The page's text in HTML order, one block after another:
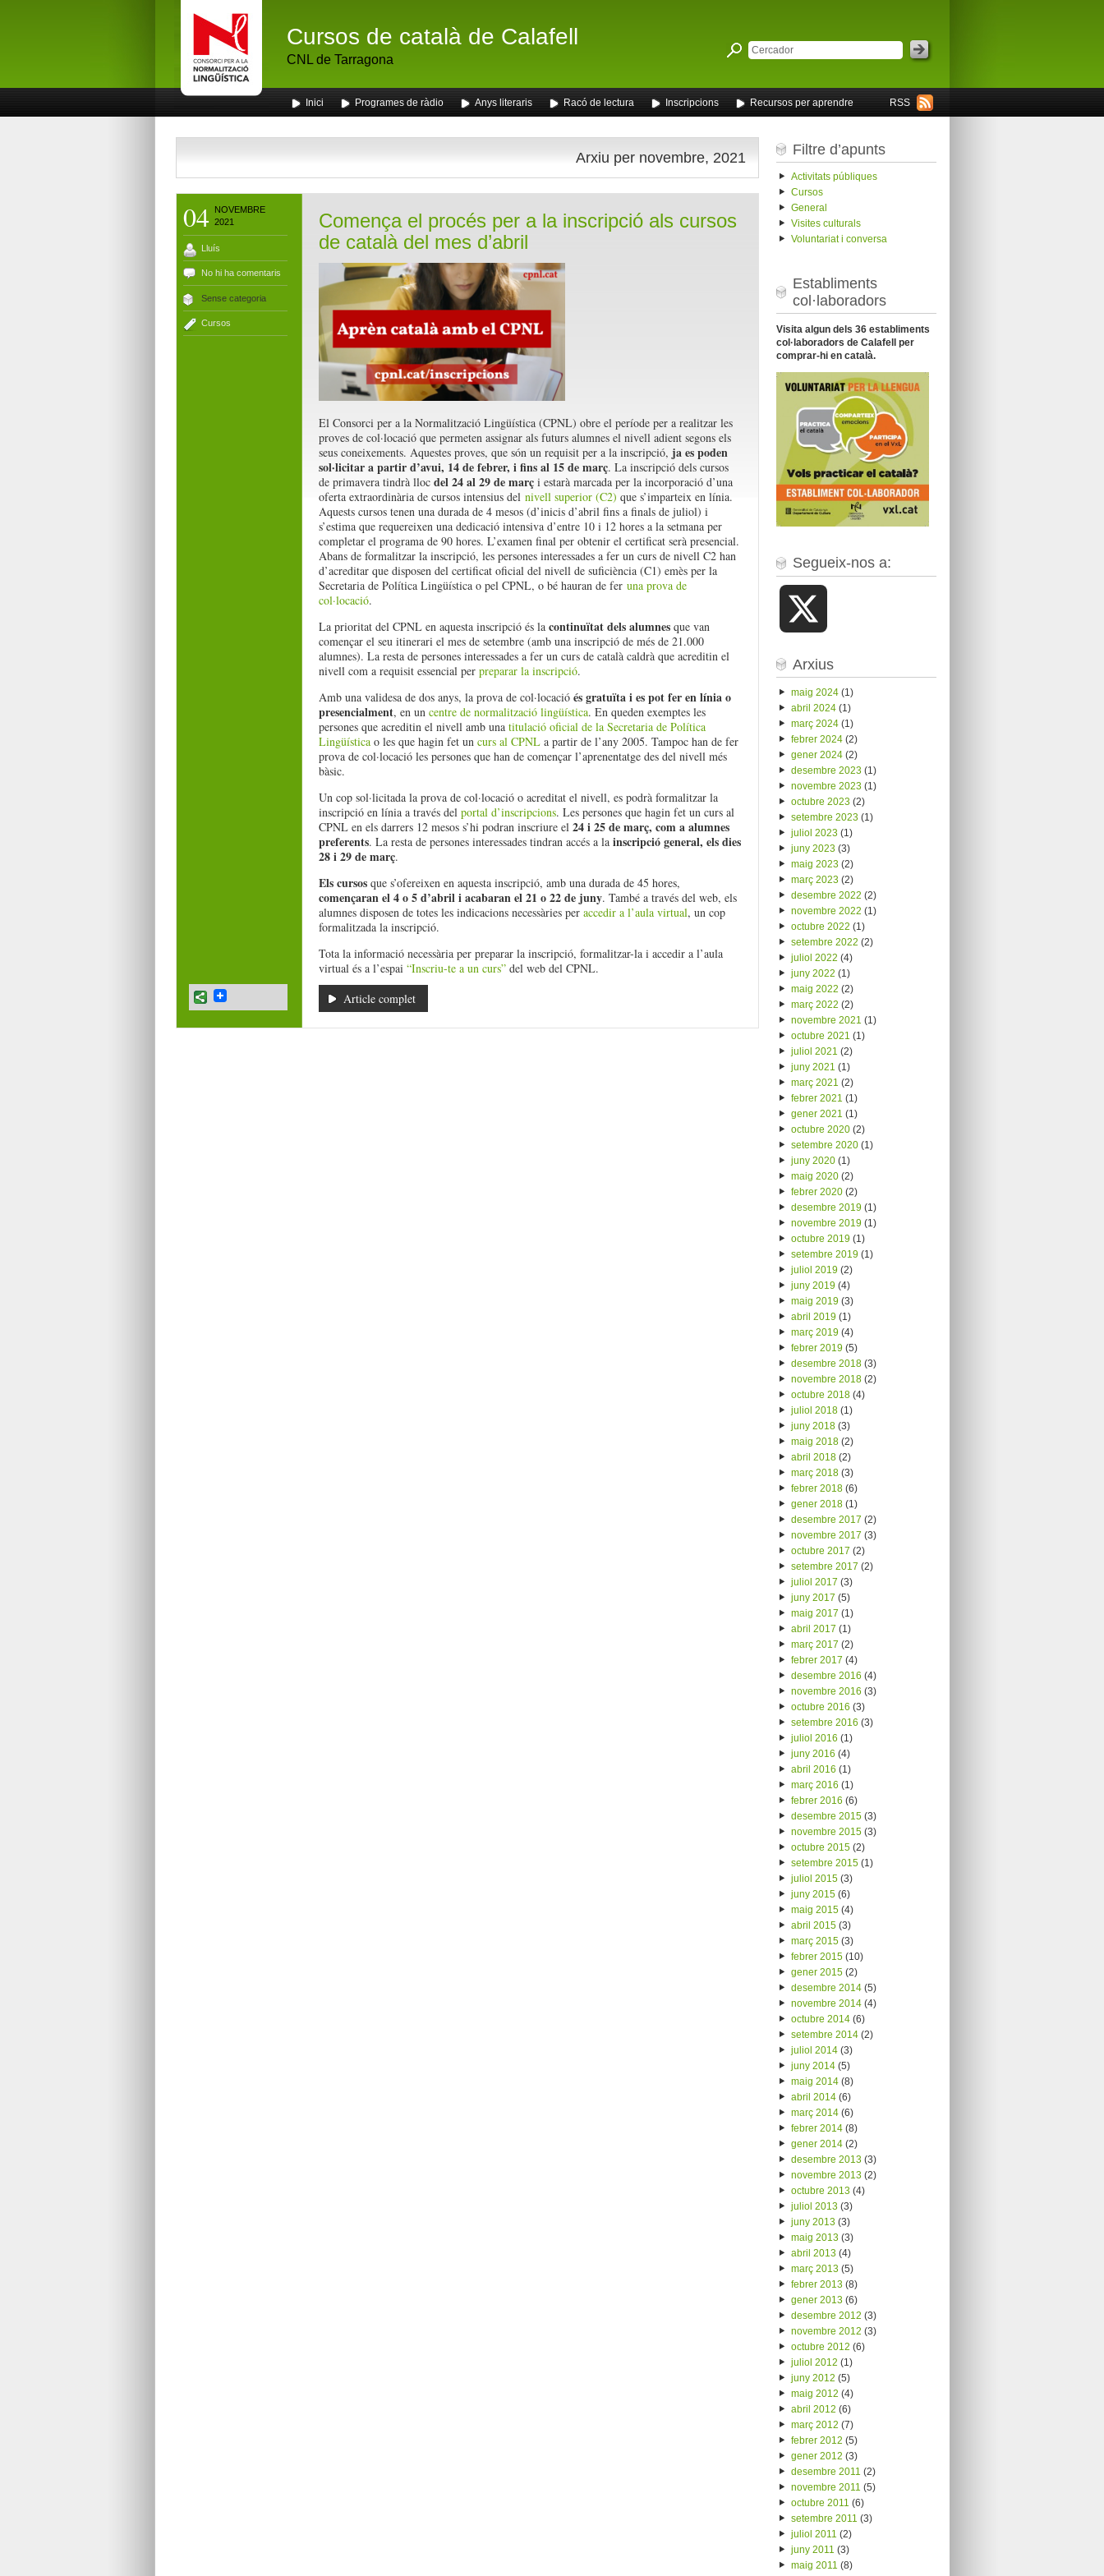
Cursos de català de Calafell
CNL de Tarragona
RSS
Inici Programes de ràdio Anys literaris Racó de lectura Inscripcions Recursos per aprendre
Arxiu per novembre, 2021
04
NOVEMBRE
2021
Lluís
No hi ha comentaris
Sense categoria
Cursos
Comença el procés per a la inscripció als cursos
de català del mes d’abril
El Consorci per a la Normalització Lingüística (CPNL) obre el període per a realitzar les
proves de col·locació que permeten assignar als futurs alumnes el nivell adient segons els
seus coneixements. Aquestes proves, que són un requisit per a la inscripció, ja es poden
sol·licitar a partir d’avui, 14 de febrer, i fins al 15 de març. La inscripció dels cursos
de primavera tindrà lloc del 24 al 29 de març i estarà marcada per la incorporació d’una
oferta extraordinària de cursos intensius del nivell superior (C2) que s’imparteix en línia.
Aquests cursos tenen una durada de 4 mesos (d’inicis d’abril fins a finals de juliol) i
s’estima que requereixen una dedicació intensiva d’entre 10 i 12 hores a la setmana per
completar el programa de 90 hores. L’examen final per obtenir el certificat serà presencial.
Abans de formalitzar la inscripció, les persones interessades a fer un curs de nivell C2 han
d’acreditar que disposen del certificat oficial del nivell de suficiència (C1) emès per la
Secretaria de Política Lingüística o pel CPNL, o bé hauran de fer una prova de
col·locació.
La prioritat del CPNL en aquesta inscripció és la continuïtat dels alumnesque van
començar el seu itinerari el mes de setembre (amb una inscripció de més de 21.000
alumnes). La resta de persones interessades a fer un curs de català caldrà que acreditin el
nivell com a requisit essencial per preparar la inscripció.
Amb una validesa de dos anys, la prova de col·locació és gratuïta i es pot fer en línia o
presencialment, en un centre de normalització lingüística. En queden exemptes les
persones que acreditin el nivell amb una titulació oficial de la Secretaria de Política
Lingüísticao les que hagin fet un curs al CPNLa partir de l’any 2005. Tampoc han de fer
prova de col·locació les persones que han de començar l’aprenentatge des del nivell més
bàsic.
Un cop sol·licitada la prova de col·locació o acreditat el nivell, es podrà formalitzar la
inscripció en línia a través del portal d’inscripcions. Les persones que hagin fet un curs al
CPNL en els darrers 12 mesos s’hi podran inscriure el 24 i 25 de març, com a alumnes
preferents. La resta de persones interessades tindran accés a la inscripció general, els dies
28 i 29 de març.
Els cursosque s’ofereixen en aquesta inscripció, amb una durada de 45 hores,
començaran el 4 o 5 d’abril i acabaran el 21 o 22 de juny. També a través del web, els
alumnes disposen de totes les indicacions necessàries per accedir a l’aula virtual, un cop
formalitzada la inscripció.
Tota la informació necessària per preparar la inscripció, formalitzar-la i accedir a l’aula
virtual és a l’espai “Inscriu-te a un curs”del web del CPNL.
Article complet
Filtre d’apunts
Activitats públiques
Cursos
General
Visites culturals
Voluntariat i conversa
Establiments
col·laboradors
Visita algun dels 36 establiments
col·laboradors de Calafell per
comprar-hi en català.
Segueix-nos a:
Arxius
maig 2024(1)
abril 2024(1)
març 2024(1)
febrer 2024(2)
gener 2024(2)
desembre 2023(1)
novembre 2023(1)
octubre 2023(2)
setembre 2023(1)
juliol 2023(1)
juny 2023(3)
maig 2023(2)
març 2023(2)
desembre 2022 (2)
novembre 2022 (1)
octubre 2022 (1)
setembre 2022 (2)
juliol 2022 (4)
juny 2022 (1)
maig 2022 (2)
març 2022 (2)
novembre 2021 (1)
octubre 2021 (1)
juliol 2021 (2)
juny 2021 (1)
març 2021 (2)
febrer 2021 (1)
gener 2021 (1)
octubre 2020(2)
setembre 2020(1)
juny 2020(1)
maig 2020(2)
febrer 2020(2)
desembre 2019(1)
novembre 2019(1)
octubre 2019(1)
setembre 2019(1)
juliol 2019(2)
juny 2019(4)
maig 2019(3)
abril 2019(1)
març 2019(4)
febrer 2019(5)
desembre 2018(3)
novembre 2018(2)
octubre 2018(4)
juliol 2018(1)
juny 2018(3)
maig 2018(2)
abril 2018(2)
març 2018(3)
febrer 2018(6)
gener 2018(1)
desembre 2017 (2)
novembre 2017 (3)
octubre 2017 (2)
setembre 2017 (2)
juliol 2017 (3)
juny 2017 (5)
maig 2017 (1)
abril 2017 (1)
març 2017 (2)
febrer 2017 (4)
desembre 2016 (4)
novembre 2016 (3)
octubre 2016 (3)
setembre 2016 (3)
juliol 2016 (1)
juny 2016 (4)
abril 2016 (1)
març 2016 (1)
febrer 2016 (6)
desembre 2015(3)
novembre 2015(3)
octubre 2015(2)
setembre 2015(1)
juliol 2015(3)
juny 2015(6)
maig 2015(4)
abril 2015(3)
març 2015(3)
febrer 2015(10)
gener 2015(2)
desembre 2014(5)
novembre 2014(4)
octubre 2014(6)
setembre 2014(2)
juliol 2014(3)
juny 2014(5)
maig 2014(8)
abril 2014(6)
març 2014(6)
febrer 2014(8)
gener 2014(2)
desembre 2013(3)
novembre 2013(2)
octubre 2013(4)
juliol 2013(3)
juny 2013(3)
maig 2013(3)
abril 2013(4)
març 2013(5)
febrer 2013(8)
gener 2013(6)
desembre 2012 (3)
novembre 2012 (3)
octubre 2012 (6)
juliol 2012 (1)
juny 2012 (5)
maig 2012 (4)
abril 2012 (6)
març 2012 (7)
febrer 2012 (5)
gener 2012 (3)
desembre 2011 (2)
novembre 2011 (5)
octubre 2011 (6)
setembre 2011 (3)
juliol 2011 (2)
juny 2011 (3)
maig 2011 (8)